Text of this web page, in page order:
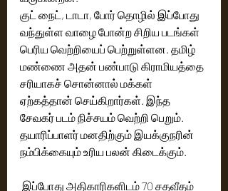
குட் நைட், டாடா, போர் தொழில் இப்போது
வந்துள்ள வாழை போன்ற சிறிய படங்கள்
பெரிய வெற்றியைப் பெற்றுள்ளன. தமிழ்
மண்ணை அதன் பண்பாடு கிராமியத்தை
சரியாகச் சொன்னால் மக்கள்
ஏற்கத்தான் செய்கிறார்கள். இந்த
சேவகர் படம் நிச்சயம் வெற்றி பெறும்.
தயாரிப்பாளர் மனதிற்கும் இயக்குநரின்
நம்பிக்கையும் உரிய பலன் கிடைக்கும்.